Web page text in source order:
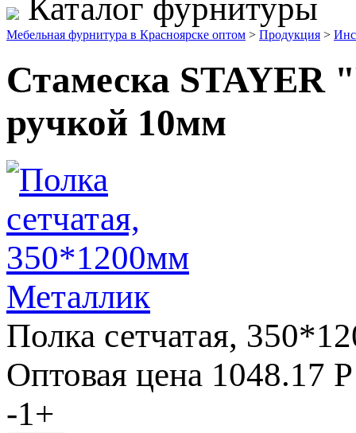
Каталог фурнитуры
Мебельная фурнитура в Красноярске оптом > Продукция >
Стамеска STAYER
ручкой 10мм
Полка сетчатая,
Оптовая цена 1048.17 Р
-1+